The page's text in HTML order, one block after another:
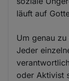
läuft auf
Um genau
Jeder
oder Aktivist